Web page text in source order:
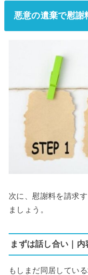
悪意の遺棄で慰謝
次に、慰謝料を請求
ましょう。
まずは話し合い｜
もしまだ同居してい